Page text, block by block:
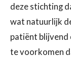
deze stichting
wat natuurlijk
patiënt blijvend
te voorkomen